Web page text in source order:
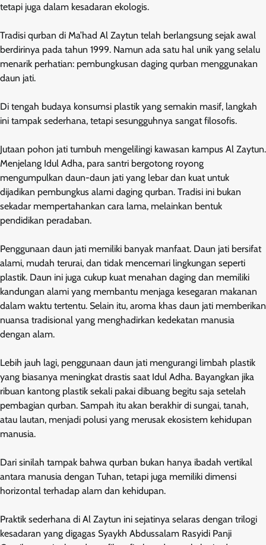
tetapi juga dalam kesadaran ekologis.
Tradisi qurban di Ma’had Al Zaytun telah berlangsung sejak awal
berdirinya pada tahun 1999. Namun ada satu hal unik yang selalu
menarik perhatian: pembungkusan daging qurban menggunakan
daun jati.
Di tengah budaya konsumsi plastik yang semakin masif, langkah
ini tampak sederhana, tetapi sesungguhnya sangat filosofis.
Jutaan pohon jati tumbuh mengelilingi kawasan kampus Al Zaytun.
Menjelang Idul Adha, para santri bergotong royong
mengumpulkan daun-daun jati yang lebar dan kuat untuk
dijadikan pembungkus alami daging qurban. Tradisi ini bukan
sekadar mempertahankan cara lama, melainkan bentuk
pendidikan peradaban.
Penggunaan daun jati memiliki banyak manfaat. Daun jati bersifat
alami, mudah terurai, dan tidak mencemari lingkungan seperti
plastik. Daun ini juga cukup kuat menahan daging dan memiliki
kandungan alami yang membantu menjaga kesegaran makanan
dalam waktu tertentu. Selain itu, aroma khas daun jati memberikan
nuansa tradisional yang menghadirkan kedekatan manusia
dengan alam.
Lebih jauh lagi, penggunaan daun jati mengurangi limbah plastik
yang biasanya meningkat drastis saat Idul Adha. Bayangkan jika
ribuan kantong plastik sekali pakai dibuang begitu saja setelah
pembagian qurban. Sampah itu akan berakhir di sungai, tanah,
atau lautan, menjadi polusi yang merusak ekosistem kehidupan
manusia.
Dari sinilah tampak bahwa qurban bukan hanya ibadah vertikal
antara manusia dengan Tuhan, tetapi juga memiliki dimensi
horizontal terhadap alam dan kehidupan.
Praktik sederhana di Al Zaytun ini sejatinya selaras dengan trilogi
kesadaran yang digagas Syaykh Abdussalam Rasyidi Panji